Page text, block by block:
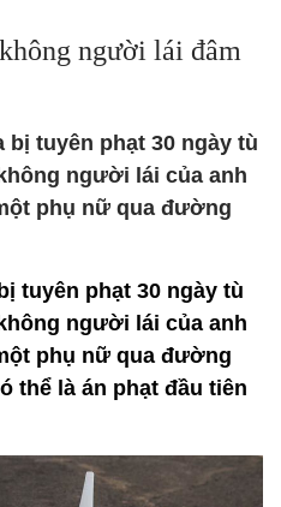
người lái đâm
tuyên phạt 30 ngày tù
người lái của anh
phụ nữ qua đường
tuyên phạt 30 ngày tù
người lái của anh
phụ nữ qua đường
thể là án phạt đầu tiên